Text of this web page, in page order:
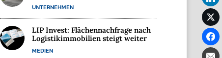
UNTERNEHMEN
LIP Invest: Flächennachfrage nach
Logistikimmobilien steigt weiter
MEDIEN